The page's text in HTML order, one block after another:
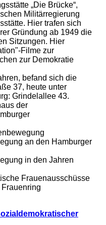
„Die Brücke“,
Militärregierung
Hier trafen sich
Gründung ab 1949 die
Sitzungen. Hier
Filme zur
zur Demokratie
befand sich die
37, heute unter
Grindelallee 43.
der
an den Hamburger
in den Jahren
Frauenausschüsse